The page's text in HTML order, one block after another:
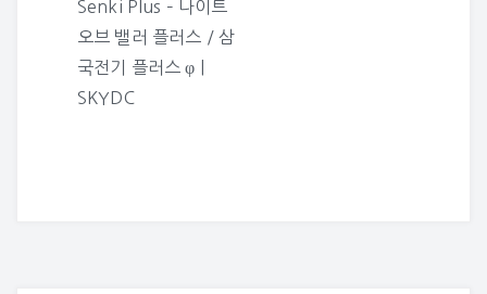
Senki Plus – 나이트
오브 밸러 플러스 / 삼
국전기 플러스 φ |
SKYDC